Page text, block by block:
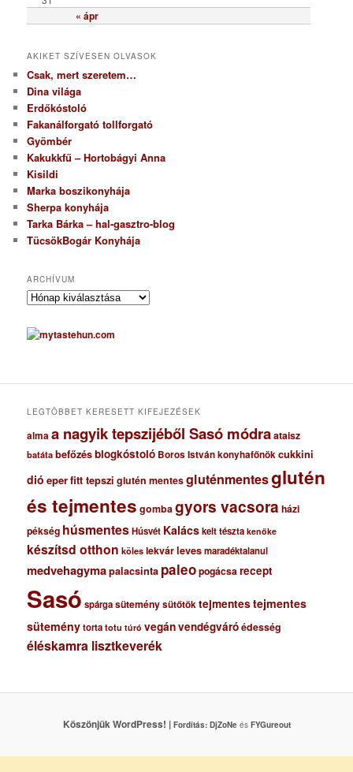
« ápr
AKIKET SZÍVESEN OLVASOK
Csak, mert szeretem…
Dina világa
Erdőkóstoló
Fakanálforgató tollforgató
Gyömbér
Kakukkfű – Hortobágyi Anna
Kisildi
Marka boszikonyhája
Sherpa konyhája
Tarka Bárka – hal-gasztro-blog
TücsökBogár Konyhája
ARCHÍVUM
A
c
h
u
LEGTÖBBET KERESETT KIFEJEZÉSEK
almaa nagyik tepszijéből Sasó módraataisz
batáta befőzésblogkóstoló Boros István konyhafőnökcukkini
dió eperfitt tepszi glutén mentesgluténmentesglutén
és tejmentes gombagyors vacsora házi
pékség húsmentesHúsvét Kalácskelt tészta kenőke
készítsd otthon köles lekvárlevesmaradéktalanul
medvehagymapalacsinta paleopogácsa recept
Sasó spárgasüteménysütőtöktejmentestejmentes
süteménytorta totu túró vegánvendégváróédesség
éléskamra lisztkeverék
Köszönjük WordPress! | Fordítás: DjZoNeés FYGureout